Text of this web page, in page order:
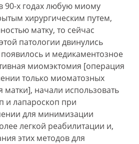
90-х годах любую миому
хирургическим путем,
матку, то сейчас
патологии двинулись
и медикаментозное
миомэктомия [операция
только миоматозных
матки], начали использовать
и лапароскоп при
для минимизации
легкой реабилитации и,
этих методов для